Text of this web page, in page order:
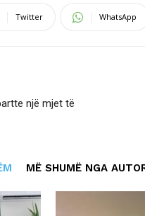
Twitter WhatsApp
një mjet të
MË SHUMË NGA